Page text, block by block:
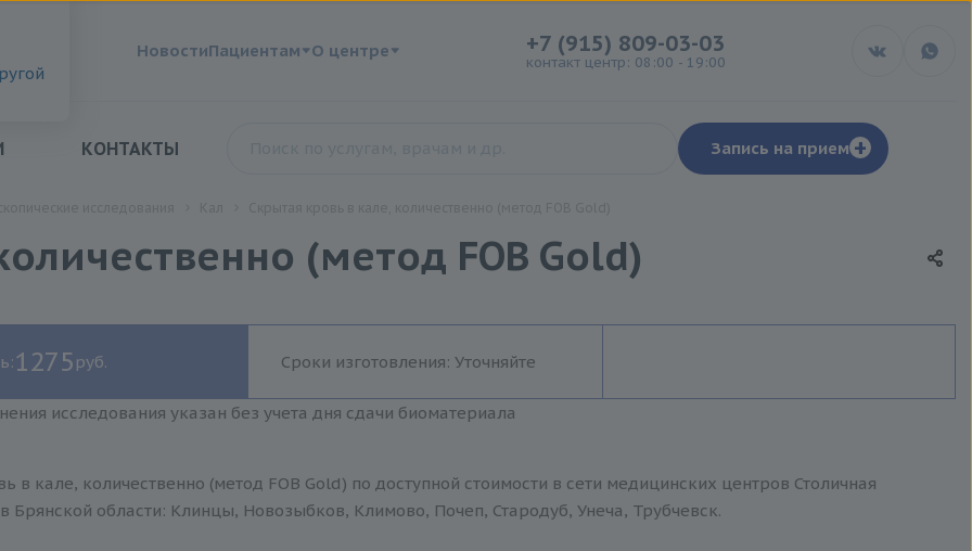
НовостиПациентам О центре +7 (915) 809-03-03
контакт центр: 08:00 - 19:00
КОНТАКТЫ Запись на прием +
(метод FOB Gold)
1275 руб. Сроки изготовления: Уточняйте
исследования указан без учета дня сдачи биоматериала
в кале, количественно (метод FOB Gold) по доступной стоимости в сети медицинских центров Столичная
Брянской области: Клинцы, Новозыбков, Климово, Почеп, Стародуб, Унеча, Трубчевск.